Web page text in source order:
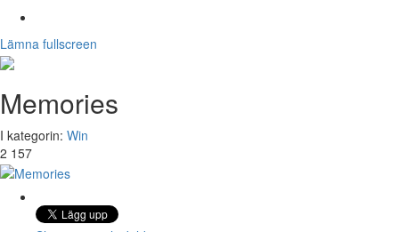
Lämna fullscreen
Memories
I kategorin: Win
2 157